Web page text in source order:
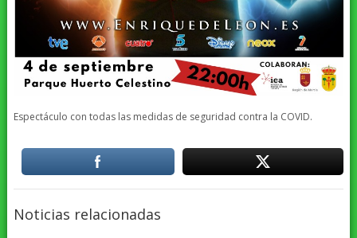
Espectáculo con todas las medidas de seguridad contra la COVID.
Noticias relacionadas